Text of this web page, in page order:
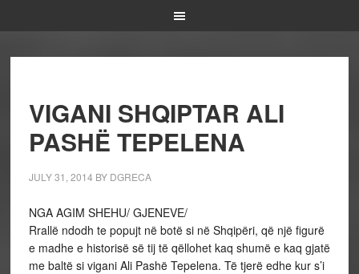
VIGANI SHQIPTAR ALI
PASHË TEPELENA
JULY 31, 2014 BY DGRECA
NGA AGIM SHEHU/ GJENEVE/
Rrallë ndodh te popujt në botë si në Shqipëri, që një figurë
e madhe e historisë së tij të qëllohet kaq shumë e kaq gjatë
me baltë si vigani Ali Pashë Tepelena. Të tjerë edhe kur s’i